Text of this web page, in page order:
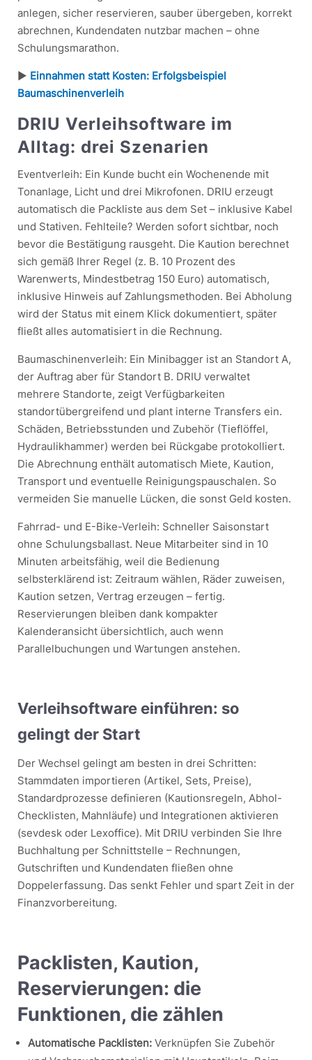
anlegen, sicher reservieren, sauber übergeben, korrekt
abrechnen, Kundendaten nutzbar machen – ohne
Schulungsmarathon.
► Einnahmen statt Kosten: Erfolgsbeispiel
Baumaschinenverleih
DRIU Verleihsoftware im
Alltag: drei Szenarien
Eventverleih: Ein Kunde bucht ein Wochenende mit
Tonanlage, Licht und drei Mikrofonen. DRIU erzeugt
automatisch die Packliste aus dem Set – inklusive Kabel
und Stativen. Fehlteile? Werden sofort sichtbar, noch
bevor die Bestätigung rausgeht. Die Kaution berechnet
sich gemäß Ihrer Regel (z. B. 10 Prozent des
Warenwerts, Mindestbetrag 150 Euro) automatisch,
inklusive Hinweis auf Zahlungsmethoden. Bei Abholung
wird der Status mit einem Klick dokumentiert, später
fließt alles automatisiert in die Rechnung.
Baumaschinenverleih: Ein Minibagger ist an Standort A,
der Auftrag aber für Standort B. DRIU verwaltet
mehrere Standorte, zeigt Verfügbarkeiten
standortübergreifend und plant interne Transfers ein.
Schäden, Betriebsstunden und Zubehör (Tieflöffel,
Hydraulikhammer) werden bei Rückgabe protokolliert.
Die Abrechnung enthält automatisch Miete, Kaution,
Transport und eventuelle Reinigungspauschalen. So
vermeiden Sie manuelle Lücken, die sonst Geld kosten.
Fahrrad- und E-Bike-Verleih: Schneller Saisonstart
ohne Schulungsballast. Neue Mitarbeiter sind in 10
Minuten arbeitsfähig, weil die Bedienung
selbsterklärend ist: Zeitraum wählen, Räder zuweisen,
Kaution setzen, Vertrag erzeugen – fertig.
Reservierungen bleiben dank kompakter
Kalenderansicht übersichtlich, auch wenn
Parallelbuchungen und Wartungen anstehen.
Verleihsoftware einführen: so
gelingt der Start
Der Wechsel gelingt am besten in drei Schritten:
Stammdaten importieren (Artikel, Sets, Preise),
Standardprozesse definieren (Kautionsregeln, Abhol-
Checklisten, Mahnläufe) und Integrationen aktivieren
(sevdesk oder Lexoffice). Mit DRIU verbinden Sie Ihre
Buchhaltung per Schnittstelle – Rechnungen,
Gutschriften und Kundendaten fließen ohne
Doppelerfassung. Das senkt Fehler und spart Zeit in der
Finanzvorbereitung.
Packlisten, Kaution,
Reservierungen: die
Funktionen, die zählen
Automatische Packlisten:Verknüpfen Sie Zubehör